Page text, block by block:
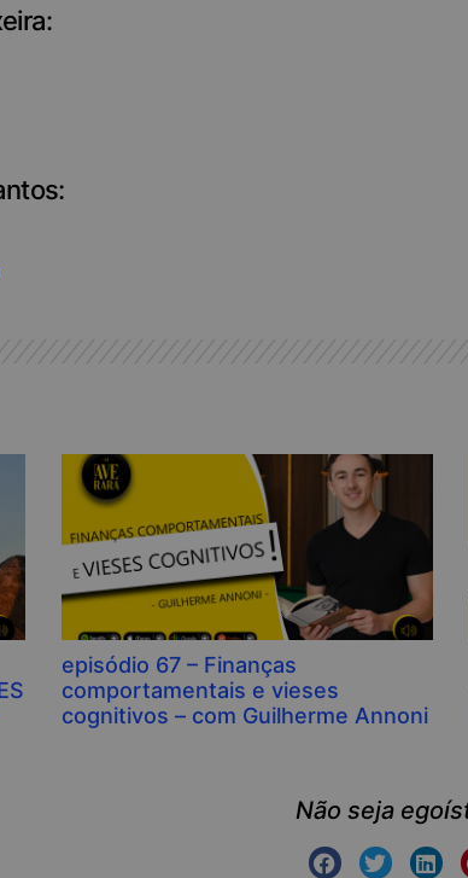
episódio 67 – Finanças
comportamentais e vieses
cognitivos – com Guilherme Annoni
Não seja